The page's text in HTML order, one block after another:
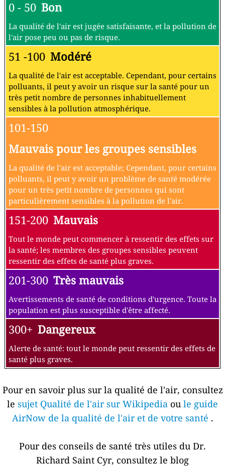
0 - 50 Bon
La qualité de l'air est jugée satisfaisante, et la pollution de
l'air pose peu ou pas de risque.
51 -100 Modéré
La qualité de l'air est acceptable. Cependant, pour certains
polluants, il peut y avoir un risque sur la santé pour un
très petit nombre de personnes inhabituellement
sensibles à la pollution atmosphérique.
101-150
Mauvais pour les groupes sensibles
La qualité de l'air est acceptable; Cependant, pour certains
polluants, il peut y avoir un problème de santé modérée
pour un très petit nombre de personnes qui sont
particulièrement sensibles à la pollution de l'air.
151-200 Mauvais
Tout le monde peut commencer à ressentir des effets sur
la santé; les membres des groupes sensibles peuvent
ressentir des effets de santé plus graves.
201-300 Très mauvais
Avertissements de santé de conditions d'urgence. Toute la
population est plus susceptible d'être affecté.
300+ Dangereux
Alerte de santé: tout le monde peut ressentir des effets de
santé plus graves.
Pour en savoir plus sur la qualité de l'air, consultez
le sujet Qualité de l'air sur Wikipedia ou le guide
AirNow de la qualité de l'air et de votre santé .
Pour des conseils de santé très utiles du Dr.
Richard Saint Cyr, consultez le blog